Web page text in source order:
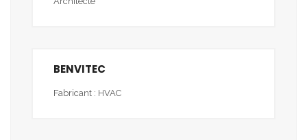
BENVITEC
Fabricant : HVAC